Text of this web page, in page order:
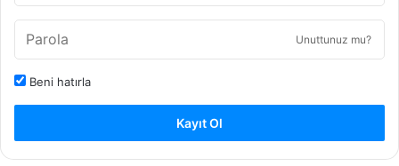
Unuttunuz mu?
Beni hatırla
Kayıt Ol